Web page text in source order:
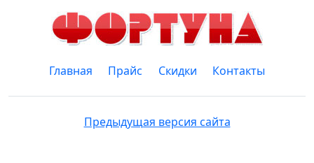
Главная Прайс Скидки Контакты
Предыдущая версия сайта